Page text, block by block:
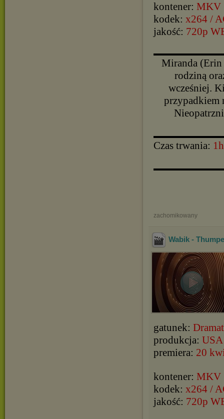
kontener: MKV
kodek: x264 /
jakość: 720p
Miranda (Erin
rodziną
wcześniej.
przypadkiem
Czas trwania:
zachomikowany
Wabik -
gatunek:
produkcja: USA
premiera: 20
kontener: MKV
kodek: x264 /
jakość: 720p